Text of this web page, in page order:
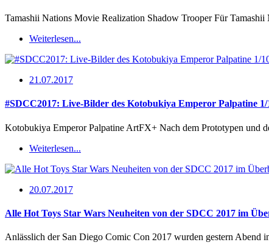
Tamashii Nations Movie Realization Shadow Trooper Für
Weiterlesen...
21.07.2017
#SDCC2017: Live-Bilder des Kotobukiya Emperor Palpatine 1/
Kotobukiya Emperor Palpatine ArtFX+ Nach dem Prototypen und
Weiterlesen...
20.07.2017
Alle Hot Toys Star Wars Neuheiten von der SDCC 2017 im
Anlässlich der San Diego Comic Con 2017 wurden gestern Abend